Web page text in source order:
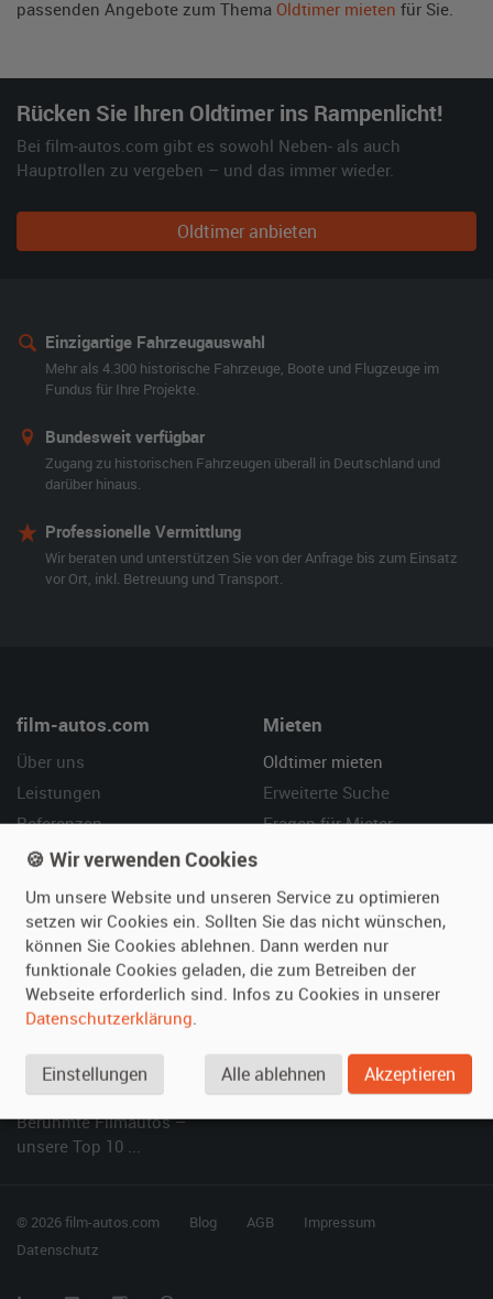
passenden Angebote zum Thema Oldtimer mieten für Sie.
Rücken Sie Ihren Oldtimer ins Rampenlicht!
Bei film-autos.com gibt es sowohl Neben- als auch
Hauptrollen zu vergeben – und das immer wieder.
Oldtimer anbieten
Einzigartige Fahrzeugauswahl
Mehr als 4.300 historische Fahrzeuge, Boote und Flugzeuge im
Fundus für Ihre Projekte.
Bundesweit verfügbar
Zugang zu historischen Fahrzeugen überall in Deutschland und
darüber hinaus.
Professionelle Vermittlung
Wir beraten und unterstützen Sie von der Anfrage bis zum Einsatz
vor Ort, inkl. Betreuung und Transport.
film-autos.com
Über uns
Leistungen
Referenzen
Kundenmeinungen
Mieten
Oldtimer mieten
Erweiterte Suche
Fragen für Mieter
Vermieten
Oldtimer anmelden
Fotos senden
Fragen für Vermieter
Hilfe
Häufige Fragen (FAQ)
So funktioniert's
SPECIAL
Berühmte Filmautos –
unsere Top 10 ...
© 2026 film-autos.com Blog AGB
Impressum
Datenschutz
🍪 Wir verwenden Cookies
Um unsere Website und unseren Service zu optimieren
setzen wir Cookies ein. Sollten Sie das nicht wünschen,
können Sie Cookies ablehnen. Dann werden nur
funktionale Cookies geladen, die zum Betreiben der
Webseite erforderlich sind. Infos zu Cookies in unserer
Datenschutzerklärung.
Einstellungen Alle ablehnen Akzeptieren